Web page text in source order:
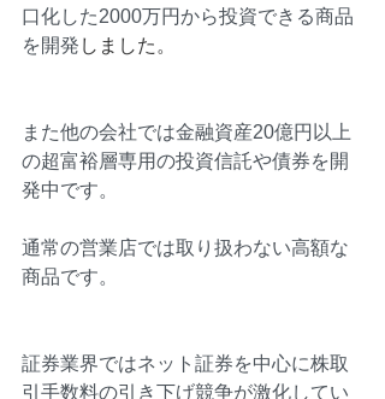
口化した2000万円から投資できる商品
を開発 しました。
また他の会社では金融資産20億円以上
の超富裕層専用の投資信託や債券を開
発中です。
通常の営業店では取り扱わない高額な
商品です。
証券業界ではネット証券を中心に株取
引手数料の引き下げ競争が激化してい